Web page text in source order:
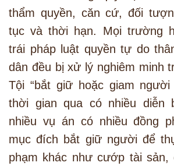
thẩm quyền, căn cứ, đối
tục và thời hạn. Mọi trường
trái pháp luật quyền tự do
dân đều bị xử lý nghiêm minh
Tội “bắt giữ hoặc giam người
thời gian qua có nhiều diễn
nhiều vụ án có nhiều đồng
mục đích bắt giữ người để
phạm khác như cướp tài sản,